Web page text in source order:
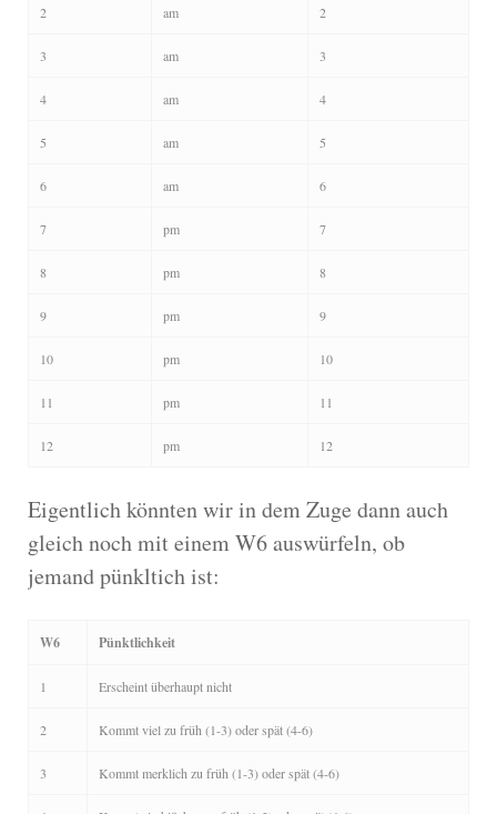
2 am 2
3 am 3
4 am 4
5 am 5
6 am 6
7 pm 7
8 pm 8
9 pm 9
10 pm 10
11 pm 11
12 pm 12
Eigentlich könnten wir in dem Zuge dann auch
gleich noch mit einem W6 auswürfeln, ob
jemand pünkltich ist:
W6 Pünktlichkeit
1 Erscheint überhaupt nicht
2 Kommt viel zu früh (1-3) oder spät (4-6)
3 Kommt merklich zu früh (1-3) oder spät (4-6)